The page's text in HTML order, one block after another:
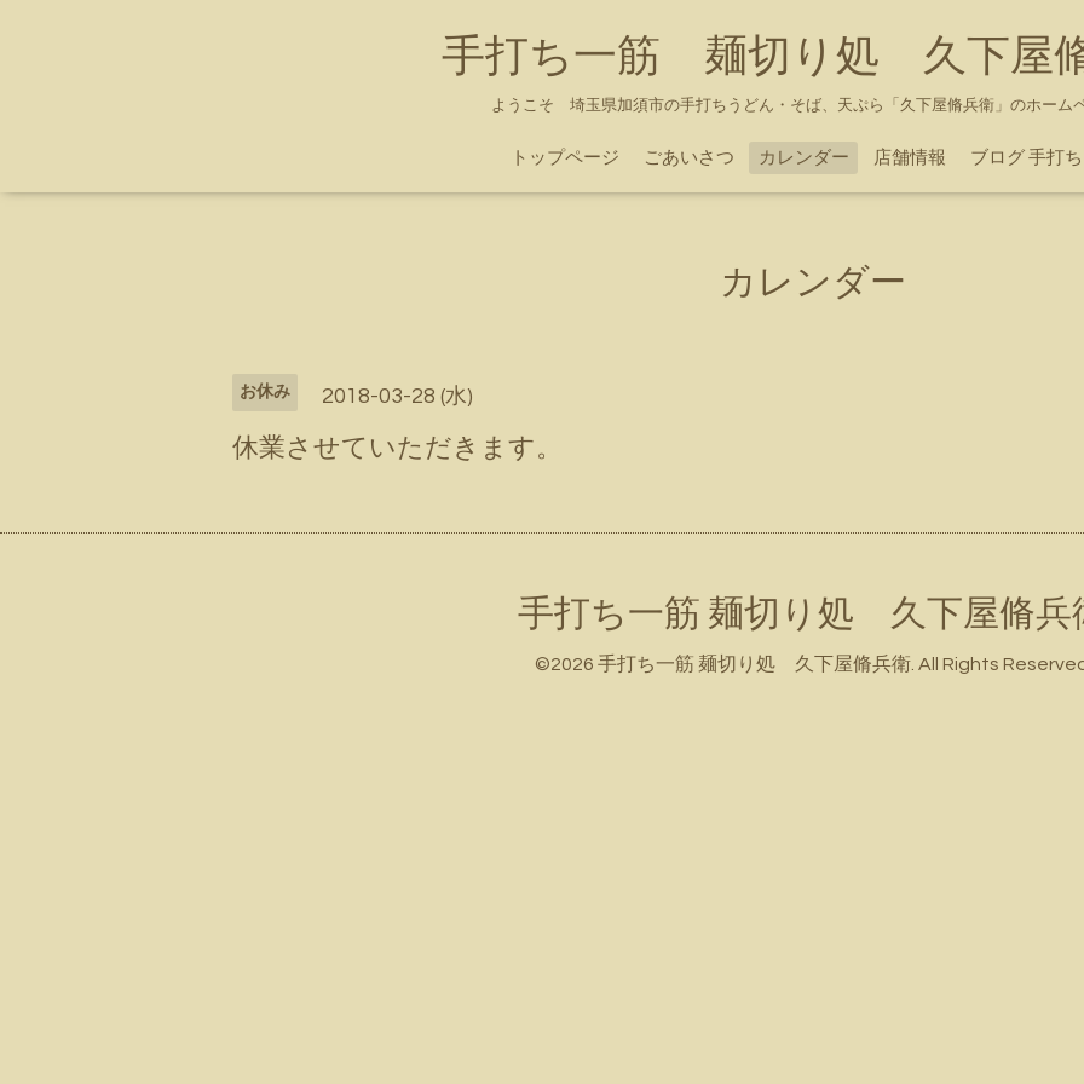
手打ち一筋 麺切り処 久下屋
ようこそ 埼玉県加須市の手打ちうどん・そば、天ぷら「久下屋脩兵衛」のホーム
トップページ ごあいさつ カレンダー 店舗情報 ブログ 手打
カレンダー
お休み 2018-03-28 (水)
休業させていただきます。
手打ち一筋 麺切り処 久下屋脩兵
©2026 手打ち一筋 麺切り処 久下屋脩兵衛. All Rights